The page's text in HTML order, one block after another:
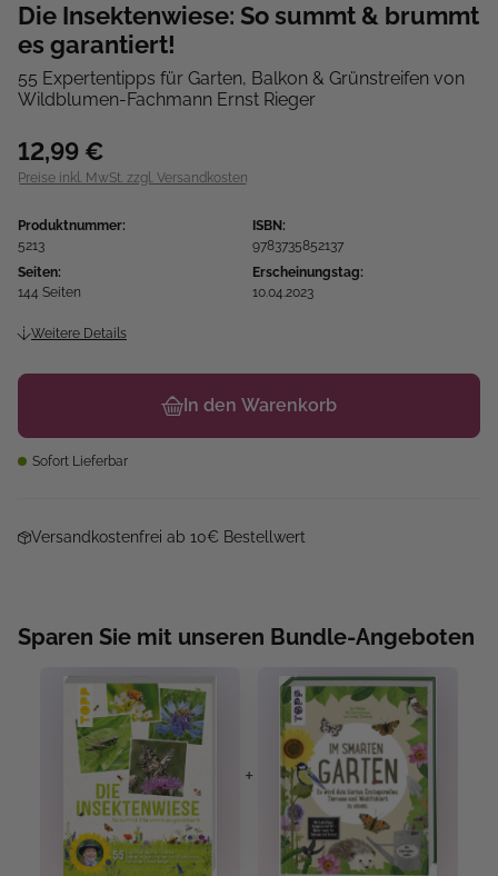
Die Insektenwiese: So summt & brummt
es garantiert!
55 Expertentipps für Garten, Balkon & Grünstreifen von
Wildblumen-Fachmann Ernst Rieger
12,99 €
Preise inkl. MwSt. zzgl. Versandkosten
Produktnummer:
5213
ISBN:
9783735852137
Seiten:
144 Seiten
Erscheinungstag:
10.04.2023
Weitere Details
In den Warenkorb
Sofort Lieferbar
Versandkostenfrei ab 10€ Bestellwert
Sparen Sie mit unseren Bundle-Angeboten
+